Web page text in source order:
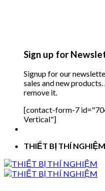
Sign up for
Signup for our
sales and new
remove it.
[contact-form-7
Vertical"]
THIẾT BỊ THÍ